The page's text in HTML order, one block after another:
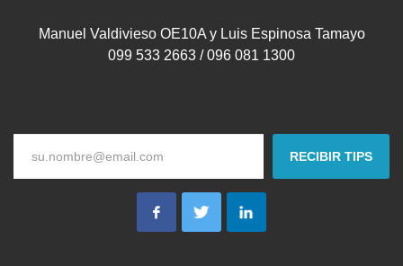
Manuel Valdivieso OE10A y Luis Espinosa Tamayo
099 533 2663 / 096 081 1300
RECIBIR TIPS